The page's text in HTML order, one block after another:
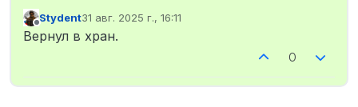
Не в сети
Stydent31 авг. 2025 г., 16:11
отредактировано
Вернул в хран.
0